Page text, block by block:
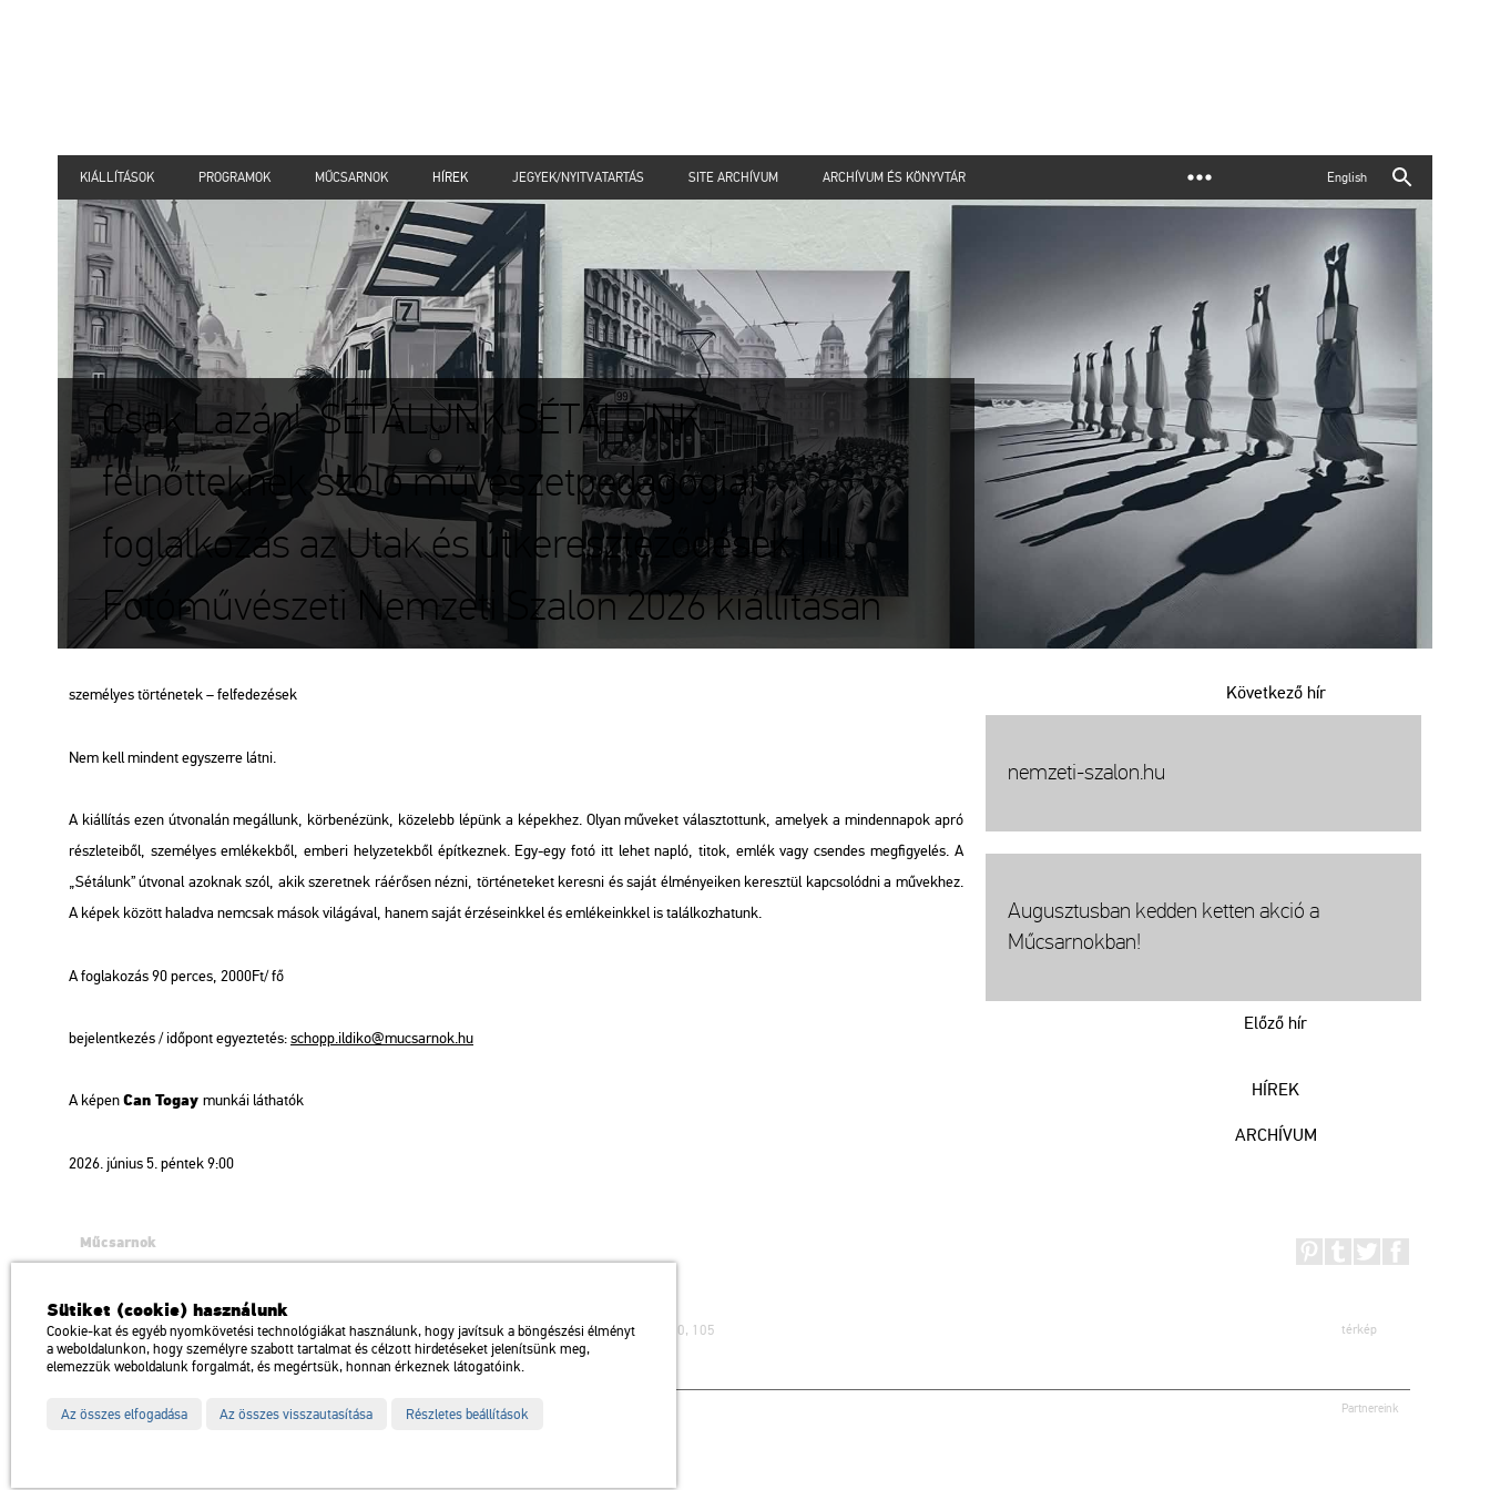
KIÁLLÍTÁSOK PROGRAMOK MŰCSARNOK HÍREK JEGYEK/NYITVATARTÁS SITE ARCHÍVUM ARCHÍVUM ÉS KÖNYVTÁR English
Csak Lazán! SÉTÁLUNK SÉTÁLUNK -
felnőtteknek szóló művészetpedagógiai
foglalkozás az Utak és útkereszteződések | III.
Fotóművészeti Nemzeti Szalon 2026 kiállításán
személyes történetek – felfedezések
Nem kell mindent egyszerre látni.
A kiállítás ezen útvonalán megállunk, körbenézünk, közelebb lépünk a képekhez. Olyan műveket választottunk, amelyek a mindennapok apró
részleteiből, személyes emlékekből, emberi helyzetekből építkeznek. Egy-egy fotó itt lehet napló, titok, emlék vagy csendes megfigyelés. A
„Sétálunk” útvonal azoknak szól, akik szeretnek ráérősen nézni, történeteket keresni és saját élményeiken keresztül kapcsolódni a művekhez.
A képek között haladva nemcsak mások világával, hanem saját érzéseinkkel és emlékeinkkel is találkozhatunk.
A foglakozás 90 perces, 2000Ft/ fő
bejelentkezés / időpont egyeztetés:schopp.ildiko@mucsarnok.hu
A képenCan Togay munkái láthatók
2026. június 5. péntek 9:00
Következő hír
nemzeti-szalon.hu
Augusztusban kedden ketten akció a
Műcsarnokban!
Előző hír
HÍREK
ARCHÍVUM
Műcsarnok
1146 Budapest, Dózsa György út 37.
Megközelíthető: Millenniumi Földalatti Vasút – Hősök tere megálló Trolibusz: 75, 79 / Autóbusz: 20, 30, 105
Impresszum Sitemap Adatvédelem
térkép
Partnereink
Sütiket (cookie) használunk
Cookie-kat és egyéb nyomkövetési technológiákat használunk, hogy javítsuk a böngészési élményt
a weboldalunkon, hogy személyre szabott tartalmat és célzott hirdetéseket jelenítsünk meg,
elemezzük weboldalunk forgalmát, és megértsük, honnan érkeznek látogatóink.
Az összes elfogadása Az összes visszautasítása Részletes beállítások